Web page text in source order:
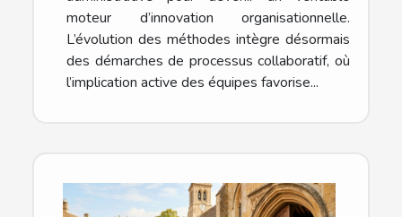
moteur d’innovation organisationnelle.
L’évolution des méthodes intègre désormais
des démarches de processus collaboratif, où
l’implication active des équipes favorise...